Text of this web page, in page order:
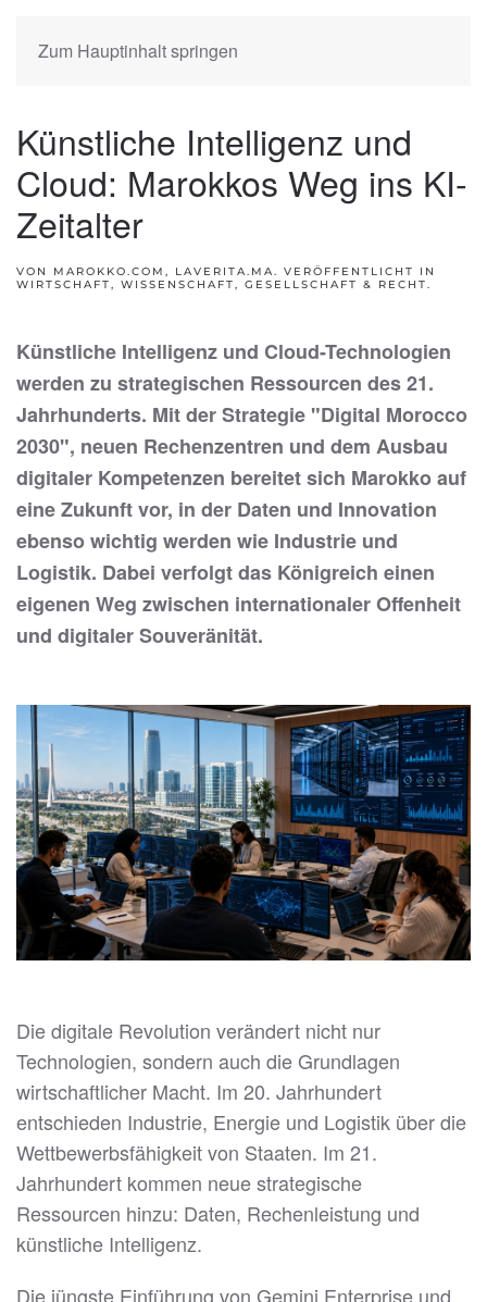
Zum Hauptinhalt springen
Künstliche Intelligenz und
Cloud: Marokkos Weg ins KI-
Zeitalter
VON MAROKKO.COM, LAVERITA.MA. VERÖFFENTLICHT IN
WIRTSCHAFT, WISSENSCHAFT, GESELLSCHAFT & RECHT.
Künstliche Intelligenz und Cloud-Technologien
werden zu strategischen Ressourcen des 21.
Jahrhunderts. Mit der Strategie "Digital Morocco
2030", neuen Rechenzentren und dem Ausbau
digitaler Kompetenzen bereitet sich Marokko auf
eine Zukunft vor, in der Daten und Innovation
ebenso wichtig werden wie Industrie und
Logistik. Dabei verfolgt das Königreich einen
eigenen Weg zwischen internationaler Offenheit
und digitaler Souveränität.
Die digitale Revolution verändert nicht nur
Technologien, sondern auch die Grundlagen
wirtschaftlicher Macht. Im 20. Jahrhundert
entschieden Industrie, Energie und Logistik über die
Wettbewerbsfähigkeit von Staaten. Im 21.
Jahrhundert kommen neue strategische
Ressourcen hinzu: Daten, Rechenleistung und
künstliche Intelligenz.
Die jüngste Einführung von Gemini Enterprise und